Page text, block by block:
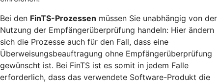
Bei den FinTS-Prozessen müssen Sie unabhängig von der
Nutzung der Empfängerüberprüfung handeln: Hier ändern
sich die Prozesse auch für den Fall, dass eine
Überweisungsbeauftragung ohne Empfängerüberprüfung
gewünscht ist. Bei FinTS ist es somit in jedem Falle
erforderlich, dass das verwendete Software-Produkt die